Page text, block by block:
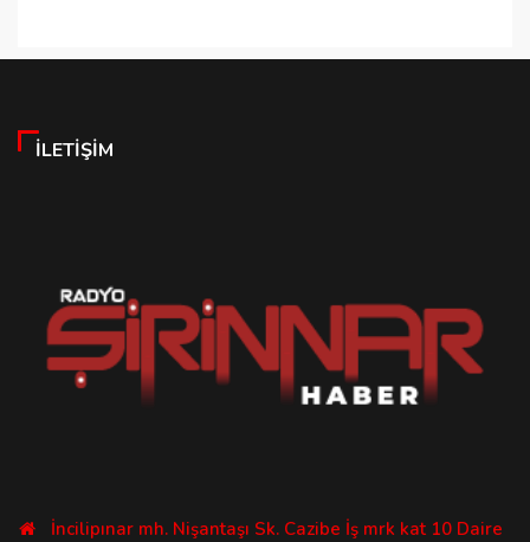
İLETIŞIM
İncilipınar mh. Nişantaşı Sk. Cazibe İş mrk kat 10 Daire